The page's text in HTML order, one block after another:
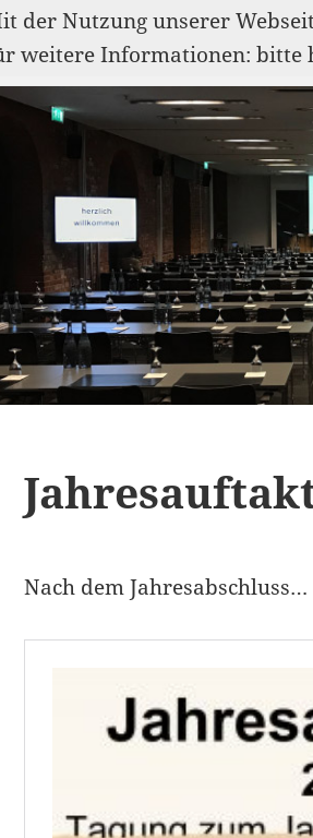
Nach dem Jahresabschluss…
der Nutzung unserer
weitere Informationen: bitte